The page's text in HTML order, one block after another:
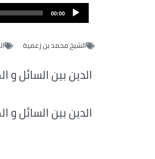
00:00
الشيخ محمد بن زعمية
الدين بين السائل و
الدين بين السائل و